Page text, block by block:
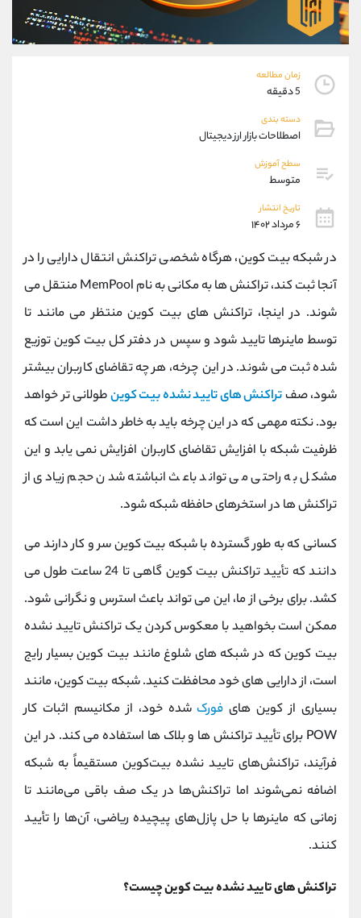
زمان مطالعه
5 دقیقه
دسته بندی
اصطلاحات بازار ارز دیجیتال
سطح آموزش
متوسط
تاریخ انتشار
۶ مرداد ۱۴۰۲
در شبکه بیت کوین، هرگاه شخصی تراکنش انتقال دارایی را در
آنجا ثبت کند، تراکنش ها به مکانی به نام MemPool منتقل می
شوند. در اینجا، تراکنش های بیت کوین منتظر می مانند تا
توسط ماینرها تایید شود و سپس در دفتر کل بیت کوین توزیع
شده ثبت می شوند. در این چرخه، هر چه تقاضای کاربران بیشتر
شود، صفتراکنش های تایید نشده بیت کوینطولانی تر خواهد
بود. نکته مهمی که در این چرخه باید به خاطر داشت این است که
ظرفیت شبکه با افزایش تقاضای کاربران افزایش نمی یابد و این
مشکل به راحتی می تواند باعث انباشته شدن حجم زیادی از
تراکنش ها در استخرهای حافظه شبکه شود.
کسانی که به طور گسترده با شبکه بیت کوین سر و کار دارند می
دانند که تأیید تراکنش بیت کوین گاهی تا 24 ساعت طول می
کشد. برای برخی از ما، این می تواند باعث استرس و نگرانی شود.
ممکن است بخواهید با معکوس کردن یک تراکنش تایید نشده
بیت کوین که در شبکه های شلوغ مانند بیت کوین بسیار رایج
است، از دارایی های خود محافظت کنید. شبکه بیت کوین، مانند
بسیاری از کوین های فورک شده خود، از مکانیسم اثبات کار
POW برای تأیید تراکنش ها و بلاک ها استفاده می کند. در این
فرآیند، تراکنش‌های تایید نشده بیت‌کوین مستقیماً به شبکه
اضافه نمی‌شوند اما تراکنش‌ها در یک صف باقی می‌مانند تا
زمانی که ماینرها با حل پازل‌های پیچیده ریاضی، آن‌ها را تأیید
کنند.
تراکنش های تایید نشده بیت کوین چیست؟
واتساپ شروع گفتگو
تلگرام @Armteam_admin_33
موبایل
تلگرام
تلفن 021-22021030
تلفن 021-22021040
بدون پیش شماره 90001030
کانال تلگرام @alirezamehrabi_com
کانال بله @alirezamehrabi_official